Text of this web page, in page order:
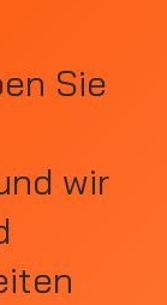
Sie
wir